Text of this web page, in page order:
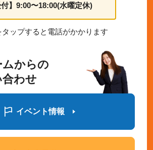
付】9:00〜18:00(水曜定休)
タップすると電話がかかります
ムからの
わせ
イベント情報